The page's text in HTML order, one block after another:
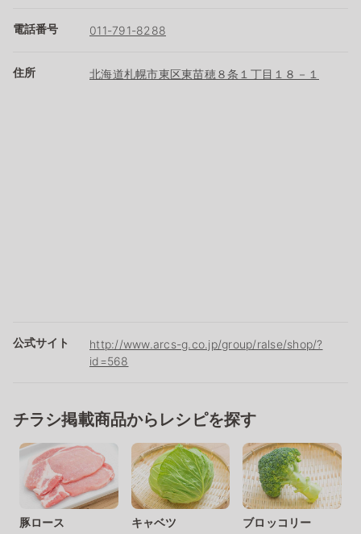
電話番号 011-791-8288
住所 北海道札幌市東区東苗穂８条１丁目１８－１
公式サイト
http://www.arcs-g.co.jp/group/ralse/shop/?
id=568
チラシ掲載商品からレシピを探す
豚ロース キャベツ ブロッコリー